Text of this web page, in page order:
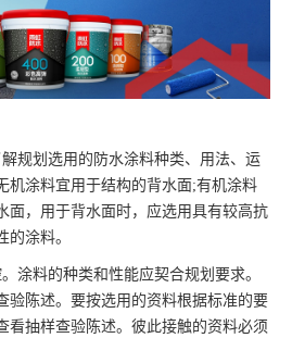
规划选用的防水涂料种类、用法、运
机涂料宜用于结构的背水面;有机涂料
面，用于背水面时，应选用具有较高抗
的涂料。
涂料的种类和性能应契合规划要求。
验陈述。要按选用的资料根据标准的要
看抽样查验陈述。彼此接触的资料必须